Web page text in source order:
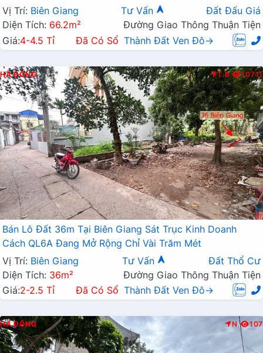
Mở Rộng
Vị Trí: Biên Giang Tư Vấn
Đất Đấu Giá
Diện Tích: 66.2m²
Đường Giao Thông Thuận Tiện
Giá:4-4.5 Tỉ Đã Có Sổ Thành Đất Ven Đô→
HÀ ĐÔNG T.B 10711
Bán Lô Đất 36m Tại Biên Giang Sát Trục Kinh Doanh
Cách QL6A Đang Mở Rộng Chỉ Vài Trăm Mét
Vị Trí: Biên Giang Tư Vấn
Đất Thổ Cư
Diện Tích: 36m²
Đường Giao Thông Thuận Tiện
Giá:2-2.5 Tỉ Đã Có Sổ Thành Đất Ven Đô→
HÀ ĐÔNG N 107